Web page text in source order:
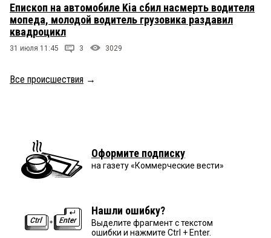
Епископ на автомобиле Kia сбил насмерть водителя
мопеда, молодой водитель грузовика раздавил
квадроцикл
31 июля 11:45 3 3029
Все происшествия →
Оформите подписку
на газету «Коммерческие вести»
Нашли ошибку?
Выделите фрагмент с текстом
ошибки и нажмите Ctrl + Enter.